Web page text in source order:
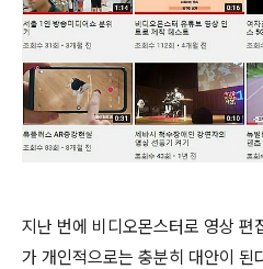
지난 번에 비디오몬스터로 영상 편
가 개인적으로는 충분히 대안이 된